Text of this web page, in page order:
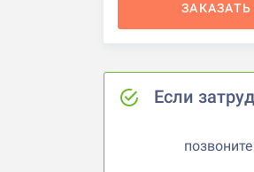
ЗАКАЗАТЬ
Если